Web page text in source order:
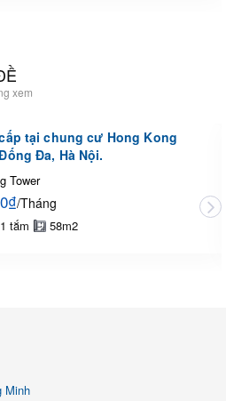
xem
tại chung cư Hong Kong
Đa, Hà Nội.
Tower
/Tháng
1 tắm 58m2
Minh